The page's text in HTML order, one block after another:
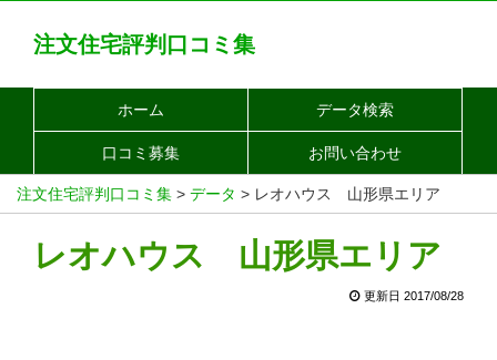
注文住宅評判口コミ集
ホーム データ検索
口コミ募集 お問い合わせ
注文住宅評判口コミ集 > データ > レオハウス 山形県エリア
レオハウス 山形県エリア
更新日 2017/08/28